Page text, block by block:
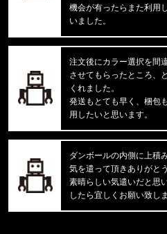
東京都のお客様ご注文あ
湘南爆走族×rvddw
東京都のお客様ご注文あ
47 Brand/フォーティーセブ
'47 MVP ヤンキース ドジ
東京都のお客様ご注文あ
mnml/ミニマル
CARGO DRAWCORD
東京都のお客様ご注文あ
CARHARTT/カーハート
機会が有ったらまた利用
いました。
注文後にカラー選択を間
させてもらったところ、
くれました。
発送もとても早く、梱包
用したいと思います。
ダンボールの内側に上積
気を遣って頂きありがと
素晴らしい気遣いだと思
したら宜しくお願い致しま